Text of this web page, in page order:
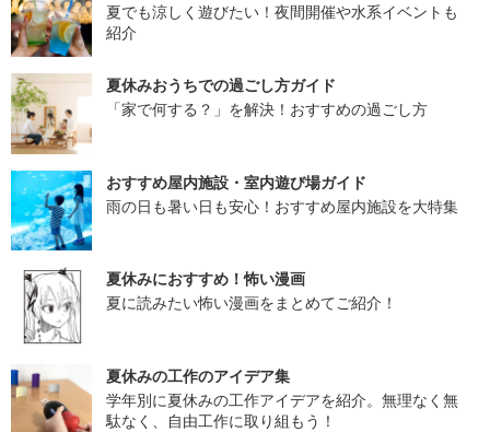
夏でも涼しく遊びたい！夜間開催や水系イベントも
紹介
夏休みおうちでの過ごし方ガイド
「家で何する？」を解決！おすすめの過ごし方
おすすめ屋内施設・室内遊び場ガイド
雨の日も暑い日も安心！おすすめ屋内施設を大特集
夏休みにおすすめ！怖い漫画
夏に読みたい怖い漫画をまとめてご紹介！
夏休みの工作のアイデア集
学年別に夏休みの工作アイデアを紹介。無理なく無
駄なく、自由工作に取り組もう！